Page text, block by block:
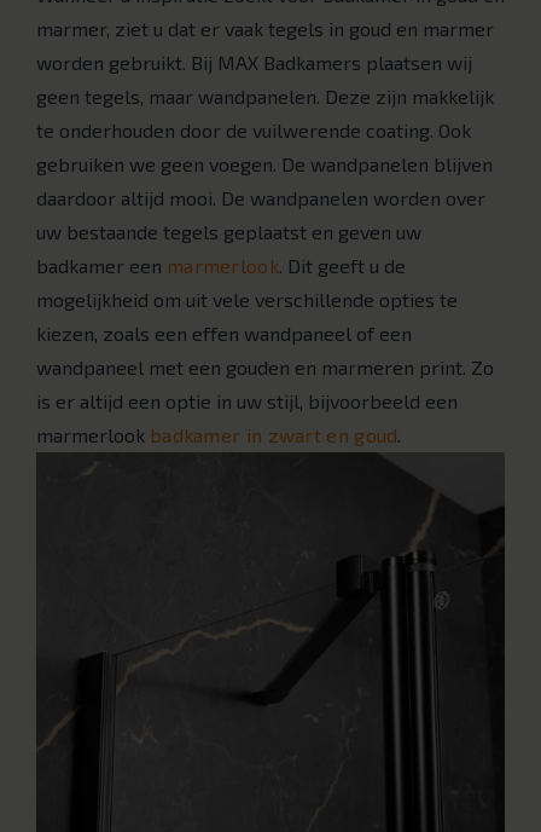
marmer, ziet u dat er vaak tegels in goud en marmer
worden gebruikt. Bij MAX Badkamers plaatsen wij
geen tegels, maar wandpanelen. Deze zijn makkelijk
te onderhouden door de vuilwerende coating. Ook
gebruiken we geen voegen. De wandpanelen blijven
daardoor altijd mooi. De wandpanelen worden over
uw bestaande tegels geplaatst en geven uw
badkamer een marmerlook. Dit geeft u de
mogelijkheid om uit vele verschillende opties te
kiezen, zoals een effen wandpaneel of een
wandpaneel met een gouden en marmeren print. Zo
is er altijd een optie in uw stijl, bijvoorbeeld een
marmerlook badkamer in zwart en goud.